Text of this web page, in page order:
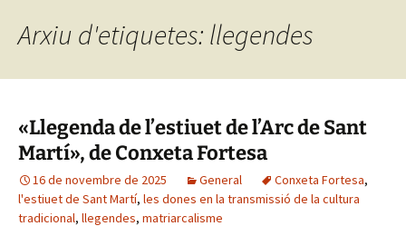
Arxiu d'etiquetes: llegendes
«Llegenda de l’estiuet de l’Arc de Sant
Martí», de Conxeta Fortesa
16 de novembre de 2025 General Conxeta Fortesa,
l'estiuet de Sant Martí, les dones en la transmissió de la cultura
tradicional, llegendes, matriarcalisme